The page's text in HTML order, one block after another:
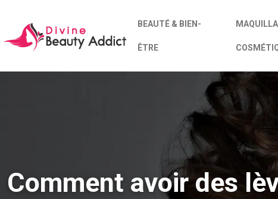
BEAUTÉ & BIEN-
ÊTRE
Comment avoir des